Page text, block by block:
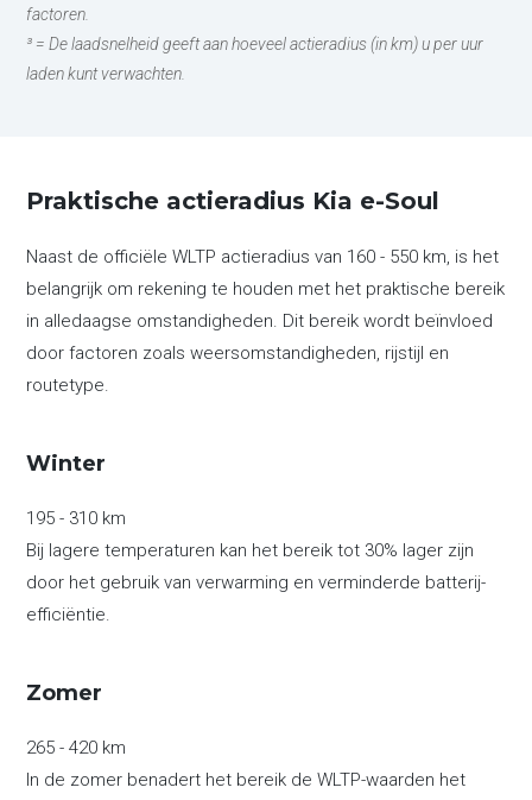
factoren.
³ = De laadsnelheid geeft aan hoeveel actieradius (in km) u per uur
laden kunt verwachten.
Praktische actieradius Kia e-Soul
Naast de officiële WLTP actieradius van 160 - 550 km, is het
belangrijk om rekening te houden met het praktische bereik
in alledaagse omstandigheden. Dit bereik wordt beïnvloed
door factoren zoals weersomstandigheden, rijstijl en
routetype.
Winter
195 - 310 km
Bij lagere temperaturen kan het bereik tot 30% lager zijn
door het gebruik van verwarming en verminderde batterij-
efficiëntie.
Zomer
265 - 420 km
In de zomer benadert het bereik de WLTP-waarden het